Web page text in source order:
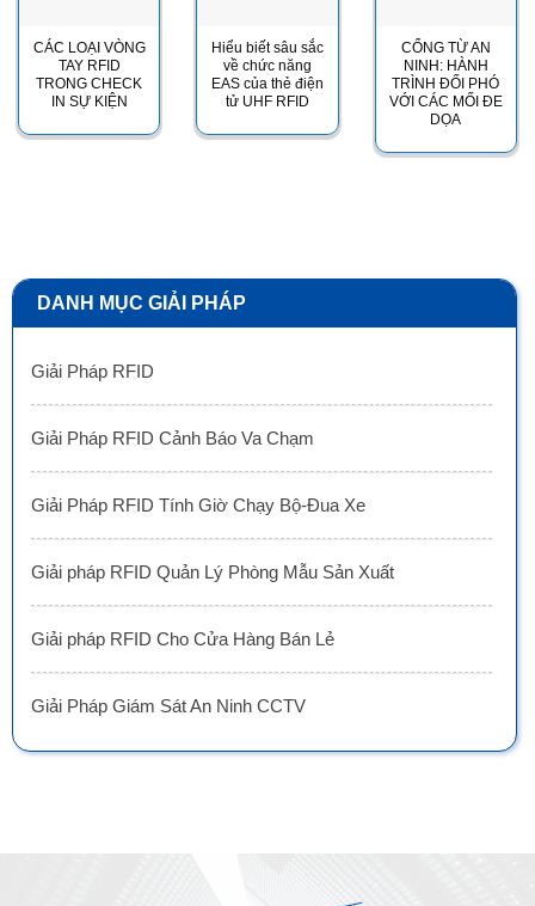
DANH MỤC GIẢI PHÁP
Giải Pháp RFID
Giải Pháp RFID Cảnh Báo Va Chạm
Giải Pháp RFID Tính Giờ Chạy Bộ-Đua Xe
Giải pháp RFID Quản Lý Phòng Mẫu Sản Xuất
Giải pháp RFID Cho Cửa Hàng Bán Lẻ
Giải Pháp Giám Sát An Ninh CCTV
CÁC LOẠI VÒNG
TAY RFID
TRONG CHECK
IN SỰ KIỆN
Hiểu biết sâu sắc
về chức năng
EAS của thẻ điện
tử UHF RFID
CỔNG TỪ AN
NINH: HÀNH
TRÌNH ĐỐI PHÓ
VỚI CÁC MỐI ĐE
DỌA